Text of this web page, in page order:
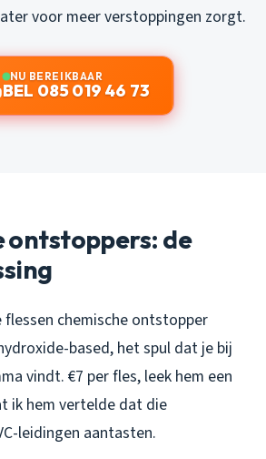
voor meer verstoppingen zorgt.
NU BEREIKBAAR
BEL 085 019 46 73
ontstoppers: de
flessen chemische ontstopper
based, het spul dat je bij
vindt. €7 per fles, leek hem een
ik hem vertelde dat die
leidingen aantasten.